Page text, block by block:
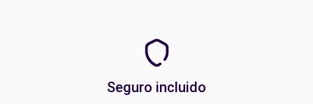
Seguro incluido